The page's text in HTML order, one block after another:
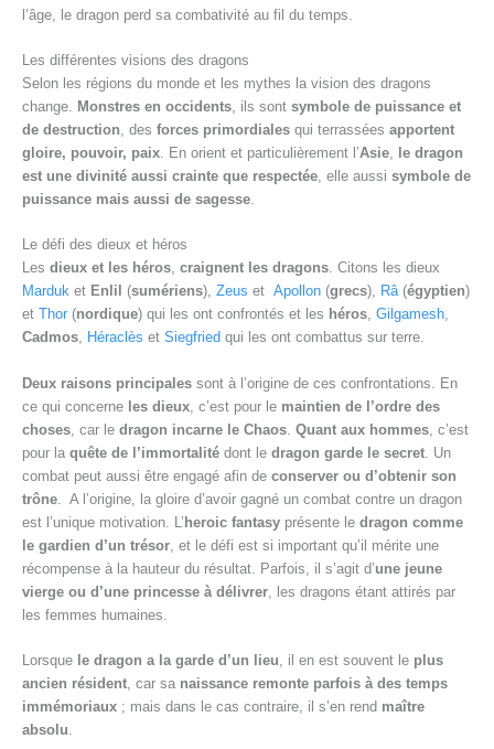
l’âge, le dragon perd sa combativité au fil du temps.
Les différentes visions des dragons
Selon les régions du monde et les mythes la vision des dragons
change. Monstres en occidents, ils sont symbole de puissance et
de destruction, des forces primordiales qui terrassées apportent
gloire, pouvoir, paix. En orient et particulièrement l’Asie, le dragon
est une divinité aussi crainte que respectée, elle aussi symbole de
puissance mais aussi de sagesse.
Le défi des dieux et héros
Les dieux et les héros, craignent les dragons. Citons les dieux
Marduk et Enlil (sumériens), Zeus et Apollon (grecs), Râ(égyptien)
et Thor (nordique) qui les ont confrontés et les héros, Gilgamesh,
Cadmos, Héraclès et Siegfried qui les ont combattus sur terre.
Deux raisons principales sont à l’origine de ces confrontations. En
ce qui concerne les dieux , c’est pour le maintien de l’ordre des
choses , car le dragon incarne le Chaos Quant aux hommes , c’est
pour la quête de l’immortalité dont le dragon garde le secret . Un
combat peut aussi être engagé afin de conserver ou d’obtenir son
trône . A l’origine, la gloire d’avoir gagné un combat contre un dragon
est l’unique motivation. L’ heroic fantasy présente le dragon comme
le gardien d’un trésor , et le défi est si important qu’il mérite une
récompense à la hauteur du résultat. Parfois, il s’agit d’une jeune
vierge ou d’une princesse à délivrer , les dragons étant attirés par
les femmes humaines.
Lorsque le dragon a la garde d’un lieu, il en est souvent le plus
ancien résident, car sa naissance remonte parfois à des temps
immémoriaux ; mais dans le cas contraire, il s’en rend maître
absolu.